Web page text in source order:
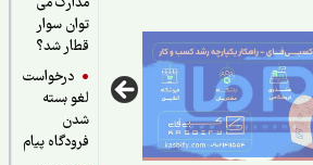
توان سوار
قطار شد؟
درخواست
لغو بسته
فرودگاه پیام